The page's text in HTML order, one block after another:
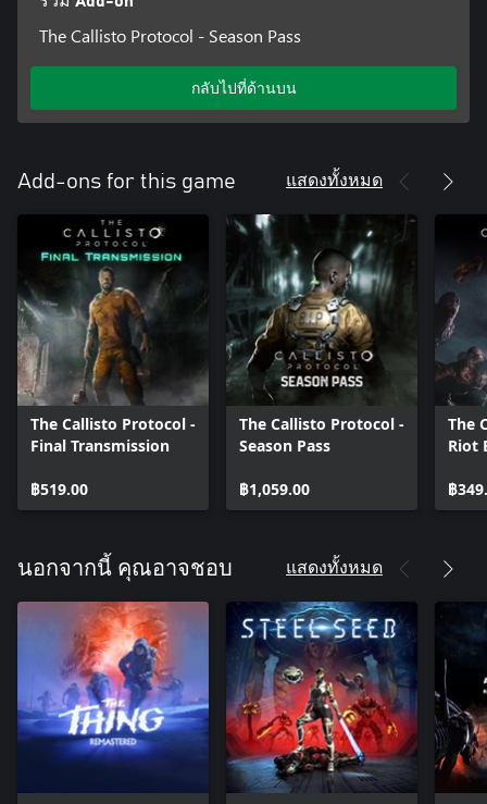
The Callisto Protocol - Season Pass
กลับไปที่ด้านบน
Add-ons for this game แสดงทั้งหมด
The Callisto Protocol -
Final Transmission
฿519.00
The Callisto Protocol -
Season Pass
฿1,059.00
The
Riot
฿
นอกจากนี้ คุณอาจชอบ แสดงทั้งหมด